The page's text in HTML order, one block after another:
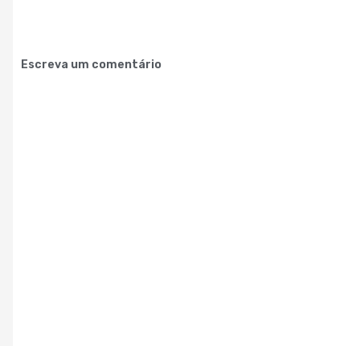
Escreva um comentário